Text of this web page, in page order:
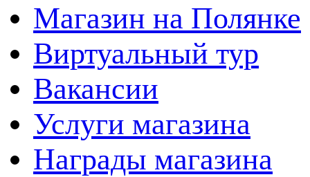
Магазин на Полянке
Виртуальный тур
Вакансии
Услуги магазина
Награды магазина